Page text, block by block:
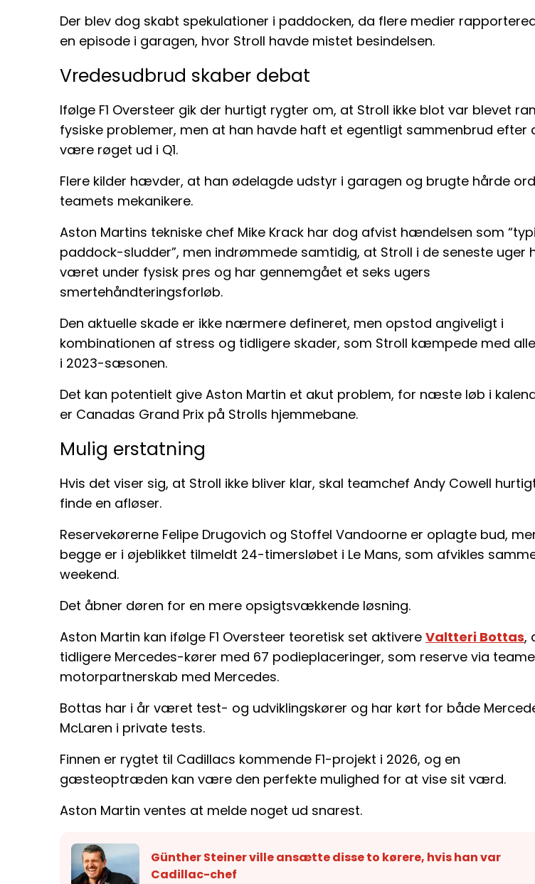
Der blev dog skabt spekulationer i paddocken, da flere medier
en episode i garagen, hvor Stroll havde mistet besindelsen.
Vredesudbrud skaber debat
Ifølge F1 Oversteer gik der hurtigt rygter om, at Stroll ikke blot var blevet
fysiske problemer, men at han havde haft et egentligt sammenbrud efter
være røget ud i Q1.
Flere kilder hævder, at han ødelagde udstyr i garagen og brugte hårde
teamets mekanikere.
Aston Martins tekniske chef Mike Krack har dog afvist hændelsen som
paddock-sludder”, men indrømmede samtidig, at Stroll i de seneste uger
været under fysisk pres og har gennemgået et seks ugers
smertehåndteringsforløb.
Den aktuelle skade er ikke nærmere defineret, men opstod angiveligt i
kombinationen af stress og tidligere skader, som Stroll kæmpede med
i 2023-sæsonen.
Det kan potentielt give Aston Martin et akut problem, for næste løb i
er Canadas Grand Prix på Strolls hjemmebane.
Mulig erstatning
Hvis det viser sig, at Stroll ikke bliver klar, skal teamchef Andy Cowell
finde en afløser.
Reservekørerne Felipe Drugovich og Stoffel Vandoorne er oplagte bud,
begge er i øjeblikket tilmeldt 24-timersløbet i Le Mans, som afvikles
weekend.
Det åbner døren for en mere opsigtsvækkende løsning.
Aston Martin kan ifølge F1 Oversteer teoretisk set aktivere Valtteri Bottas,
tidligere Mercedes-kører med 67 podieplaceringer, som reserve via
motorpartnerskab med Mercedes.
Bottas har i år været test- og udviklingskører og har kørt for både
McLaren i private tests.
Finnen er rygtet til Cadillacs kommende F1-projekt i 2026, og en
gæsteoptræden kan være den perfekte mulighed for at vise sit værd.
Aston Martin ventes at melde noget ud snarest.
Günther Steiner ville ansætte disse to kørere, hvis han var
Cadillac-chef